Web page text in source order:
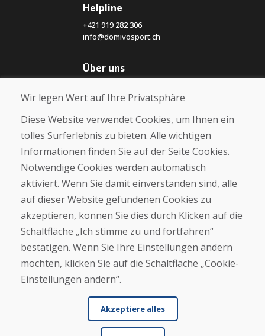
Helpline
+421 919 282 306
info@domivosport.ch
Über uns
Über uns
Kontakt
Kaufen
E-Shop
Geschäftsbedingungen
Zahlung
Beschwerde
Rückgabe und Umtausch von Waren
Cookies
Wir legen Wert auf Ihre Privatsphäre
Diese Website verwendet Cookies, um Ihnen ein
tolles Surferlebnis zu bieten. Alle wichtigen
Informationen finden Sie auf der Seite Cookies.
Notwendige Cookies werden automatisch
aktiviert. Wenn Sie damit einverstanden sind, alle
auf dieser Website gefundenen Cookies zu
akzeptieren, können Sie dies durch Klicken auf die
Schaltfläche „Ich stimme zu und fortfahren“
bestätigen. Wenn Sie Ihre Einstellungen ändern
möchten, klicken Sie auf die Schaltfläche „Cookie-
Einstellungen ändern“.
Akzeptiere alles